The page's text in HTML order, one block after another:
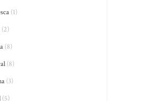
(1)
(2)
(8)
(8)
(3)
(5)